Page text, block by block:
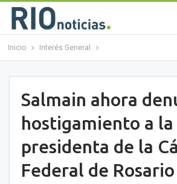
Inicio Interés General
Salmain ahora
hostigamiento a la
presidenta de la
Federal de Rosario